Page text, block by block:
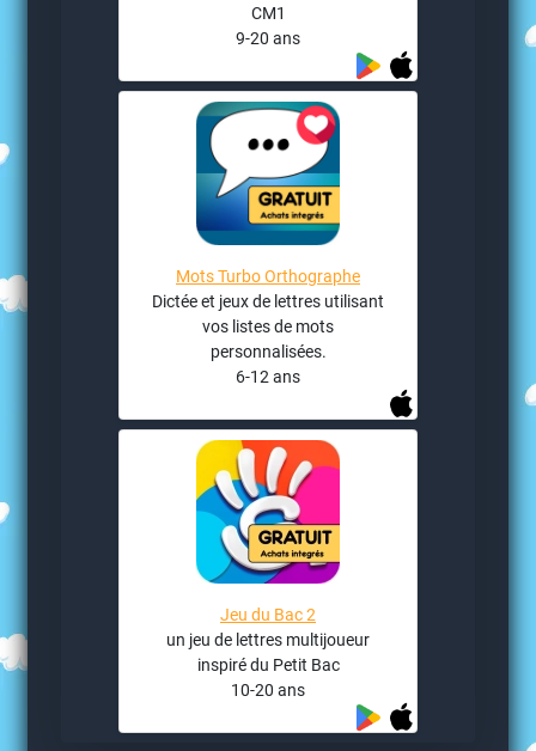
CM1
9-20 ans
Mots Turbo Orthographe
Dictée et jeux de lettres utilisant
vos listes de mots
personnalisées.
6-12 ans
Jeu du Bac 2
un jeu de lettres multijoueur
inspiré du Petit Bac
10-20 ans